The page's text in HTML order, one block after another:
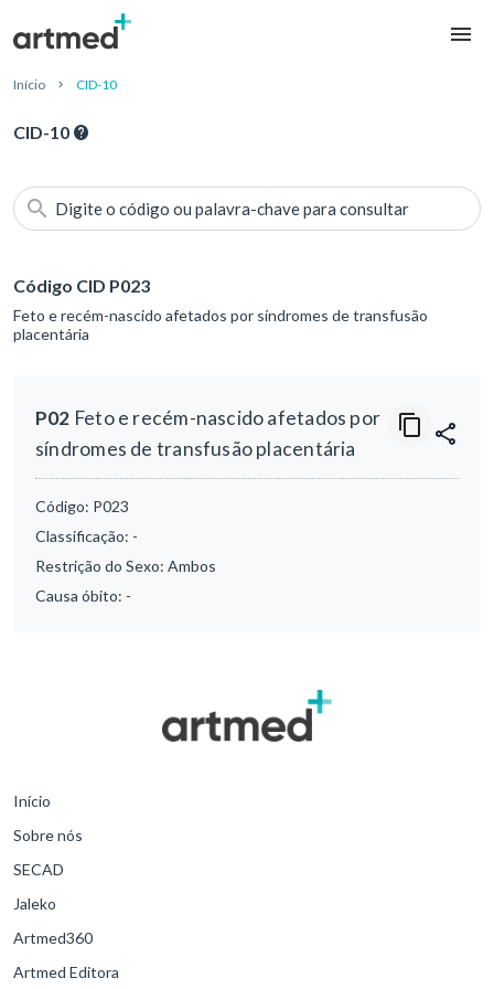
Início CID-10
CID-10
Digite o código ou palavra-chave para consultar
Código CID P023
Feto e recém-nascido afetados por síndromes de transfusão
placentária
P02 Feto e recém-nascido afetados por
síndromes de transfusão placentária
Código: P023
Classificação: -
Restrição do Sexo: Ambos
Causa óbito: -
Início
Sobre nós
SECAD
Jaleko
Artmed360
Artmed Editora